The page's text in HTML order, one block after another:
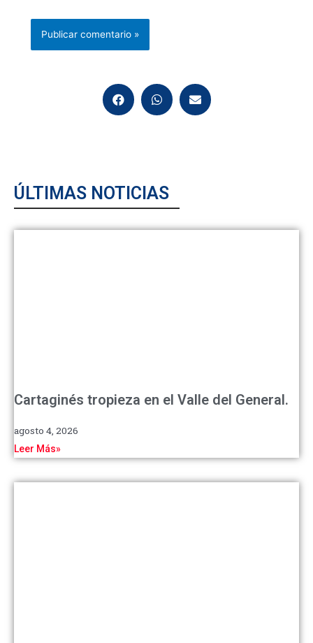
ÚLTIMAS NOTICIAS
Cartaginés tropieza en el Valle del General.
agosto 4, 2026
Leer Más»